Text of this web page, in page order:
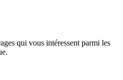
qui vous intéressent parmi les